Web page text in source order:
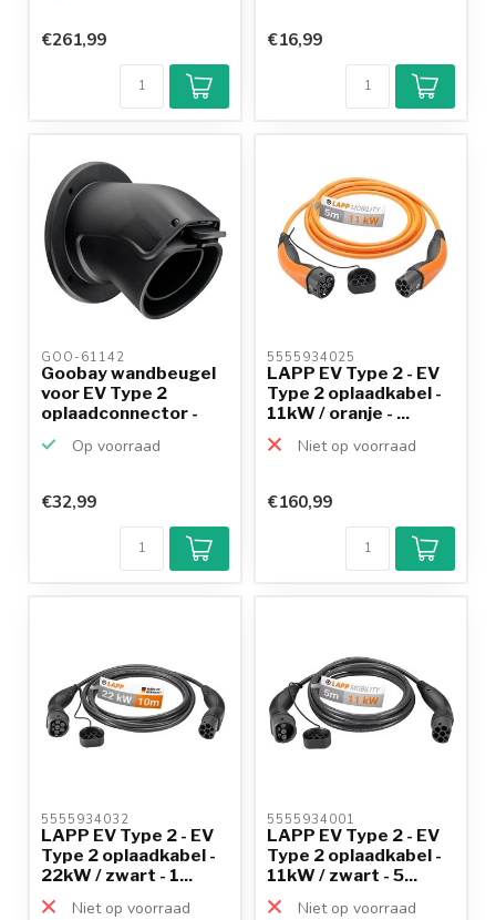
€261,99
Klantenbeoordeling
9,2/10
Achteraf
betalen mogelijk
€16,99
GOO-61142
Goobay wandbeugel
voor EV Type 2
oplaadconnector -
Op voorraad
€32,99
5555934025
LAPP EV Type 2 - EV
Type 2 oplaadkabel -
11kW / oranje - ...
Niet op voorraad
€160,99
5555934032
LAPP EV Type 2 - EV
Type 2 oplaadkabel -
22kW / zwart - 1...
Niet op voorraad
5555934001
LAPP EV Type 2 - EV
Type 2 oplaadkabel -
11kW / zwart - 5...
Niet op voorraad